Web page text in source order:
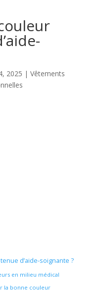
2025 | Vêtements
d’aide-soignante ?
en milieu médical
la bonne couleur